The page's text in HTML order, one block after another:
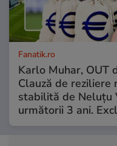
Fanatik.ro
Karlo Muhar, OUT
Clauză de reziliere
stabilită de Neluțu
următorii 3 ani.